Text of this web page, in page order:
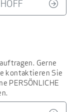
Gerne
kontaktieren Sie
PERSÖNLICHE